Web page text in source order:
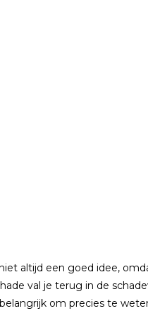
altijd een goed idee,
val je terug in de
om precies te